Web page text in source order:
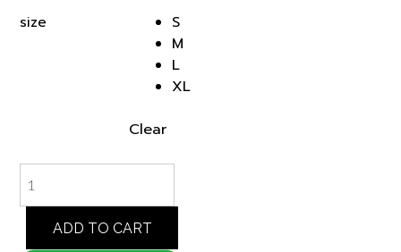
was:
฿12,500.00.
size
S
M
L
XL
Clear
CS
MOVEIT
DOBBY
JACKET
ADD TO CART